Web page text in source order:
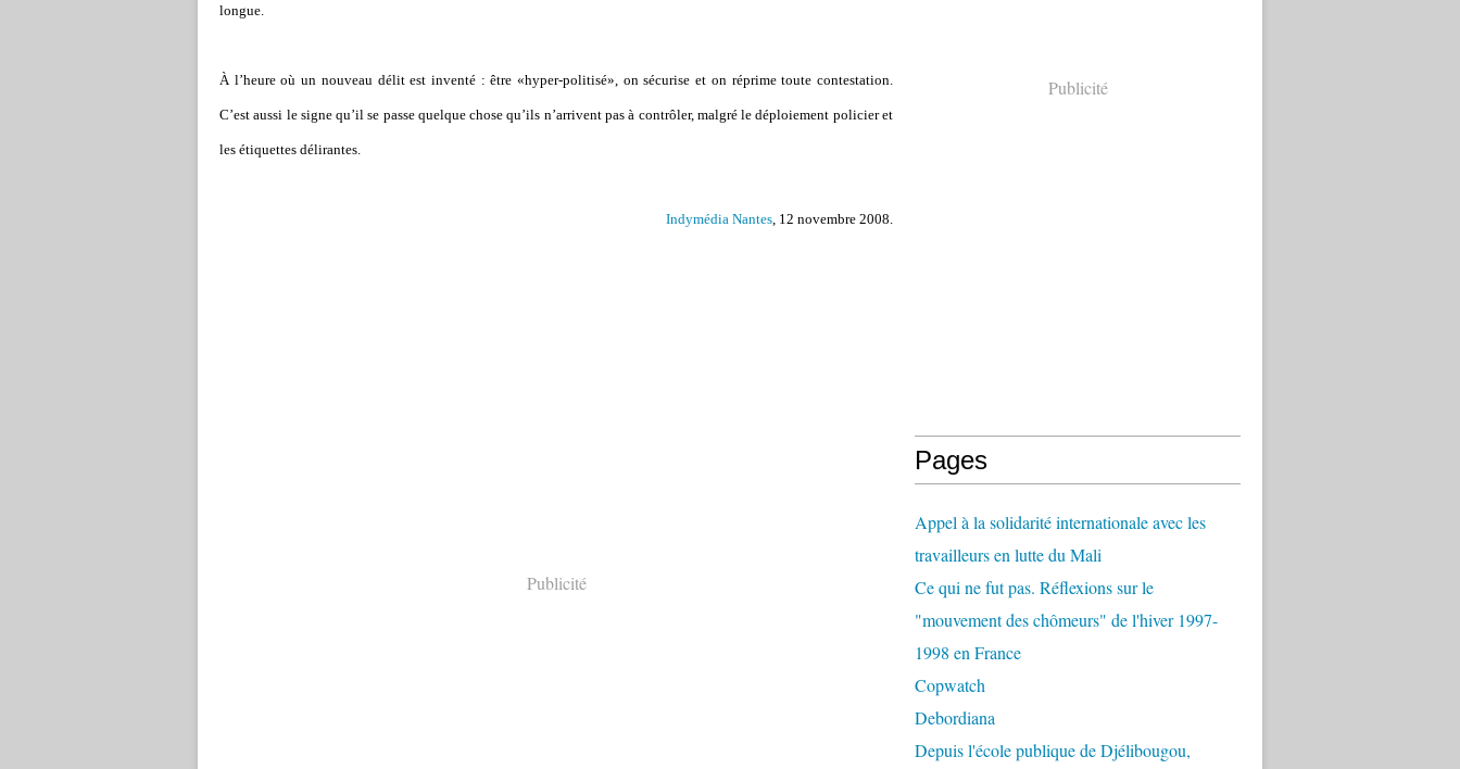
longue.
À l’heure où un nouveau délit est inventé : être «hyper-politisé», on sécurise et on réprime toute contestation.
C’est aussi le signe qu’il se passe quelque chose qu’ils n’arrivent pas à contrôler, malgré le déploiement policier et
les étiquettes délirantes.
Indymédia Nantes, 12 novembre 2008.
Publicité
Publicité
Pages
Appel à la solidarité internationale avec les
travailleurs en lutte du Mali
Ce qui ne fut pas. Réflexions sur le
"mouvement des chômeurs" de l'hiver 1997-
1998 en France
Copwatch
Debordiana
Depuis l'école publique de Djélibougou,